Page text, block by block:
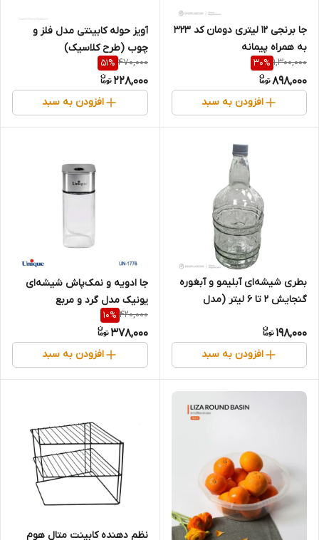
جا برنجی ۱۲ لیتری دومان کد ۳۲۳
به همراه پیمانه
1,300,000
30%
898,000
افزودن به سبد
آویز حوله کابینتی مدل فلز و
چوب (طرح کلاسیک)
470,000
51%
228,000
افزودن به سبد
بطری شیشه‌ای آبلیمو و آبغوره
گنجایش 2 تا 6 لیتر (مدل
198,000
افزودن به سبد
جا ادویه و نمک‌پاش شیشه‌ای
یونیک مدل گرد و مربع
420,000
10%
378,000
افزودن به سبد
نظم دهنده کابینت متال هوم